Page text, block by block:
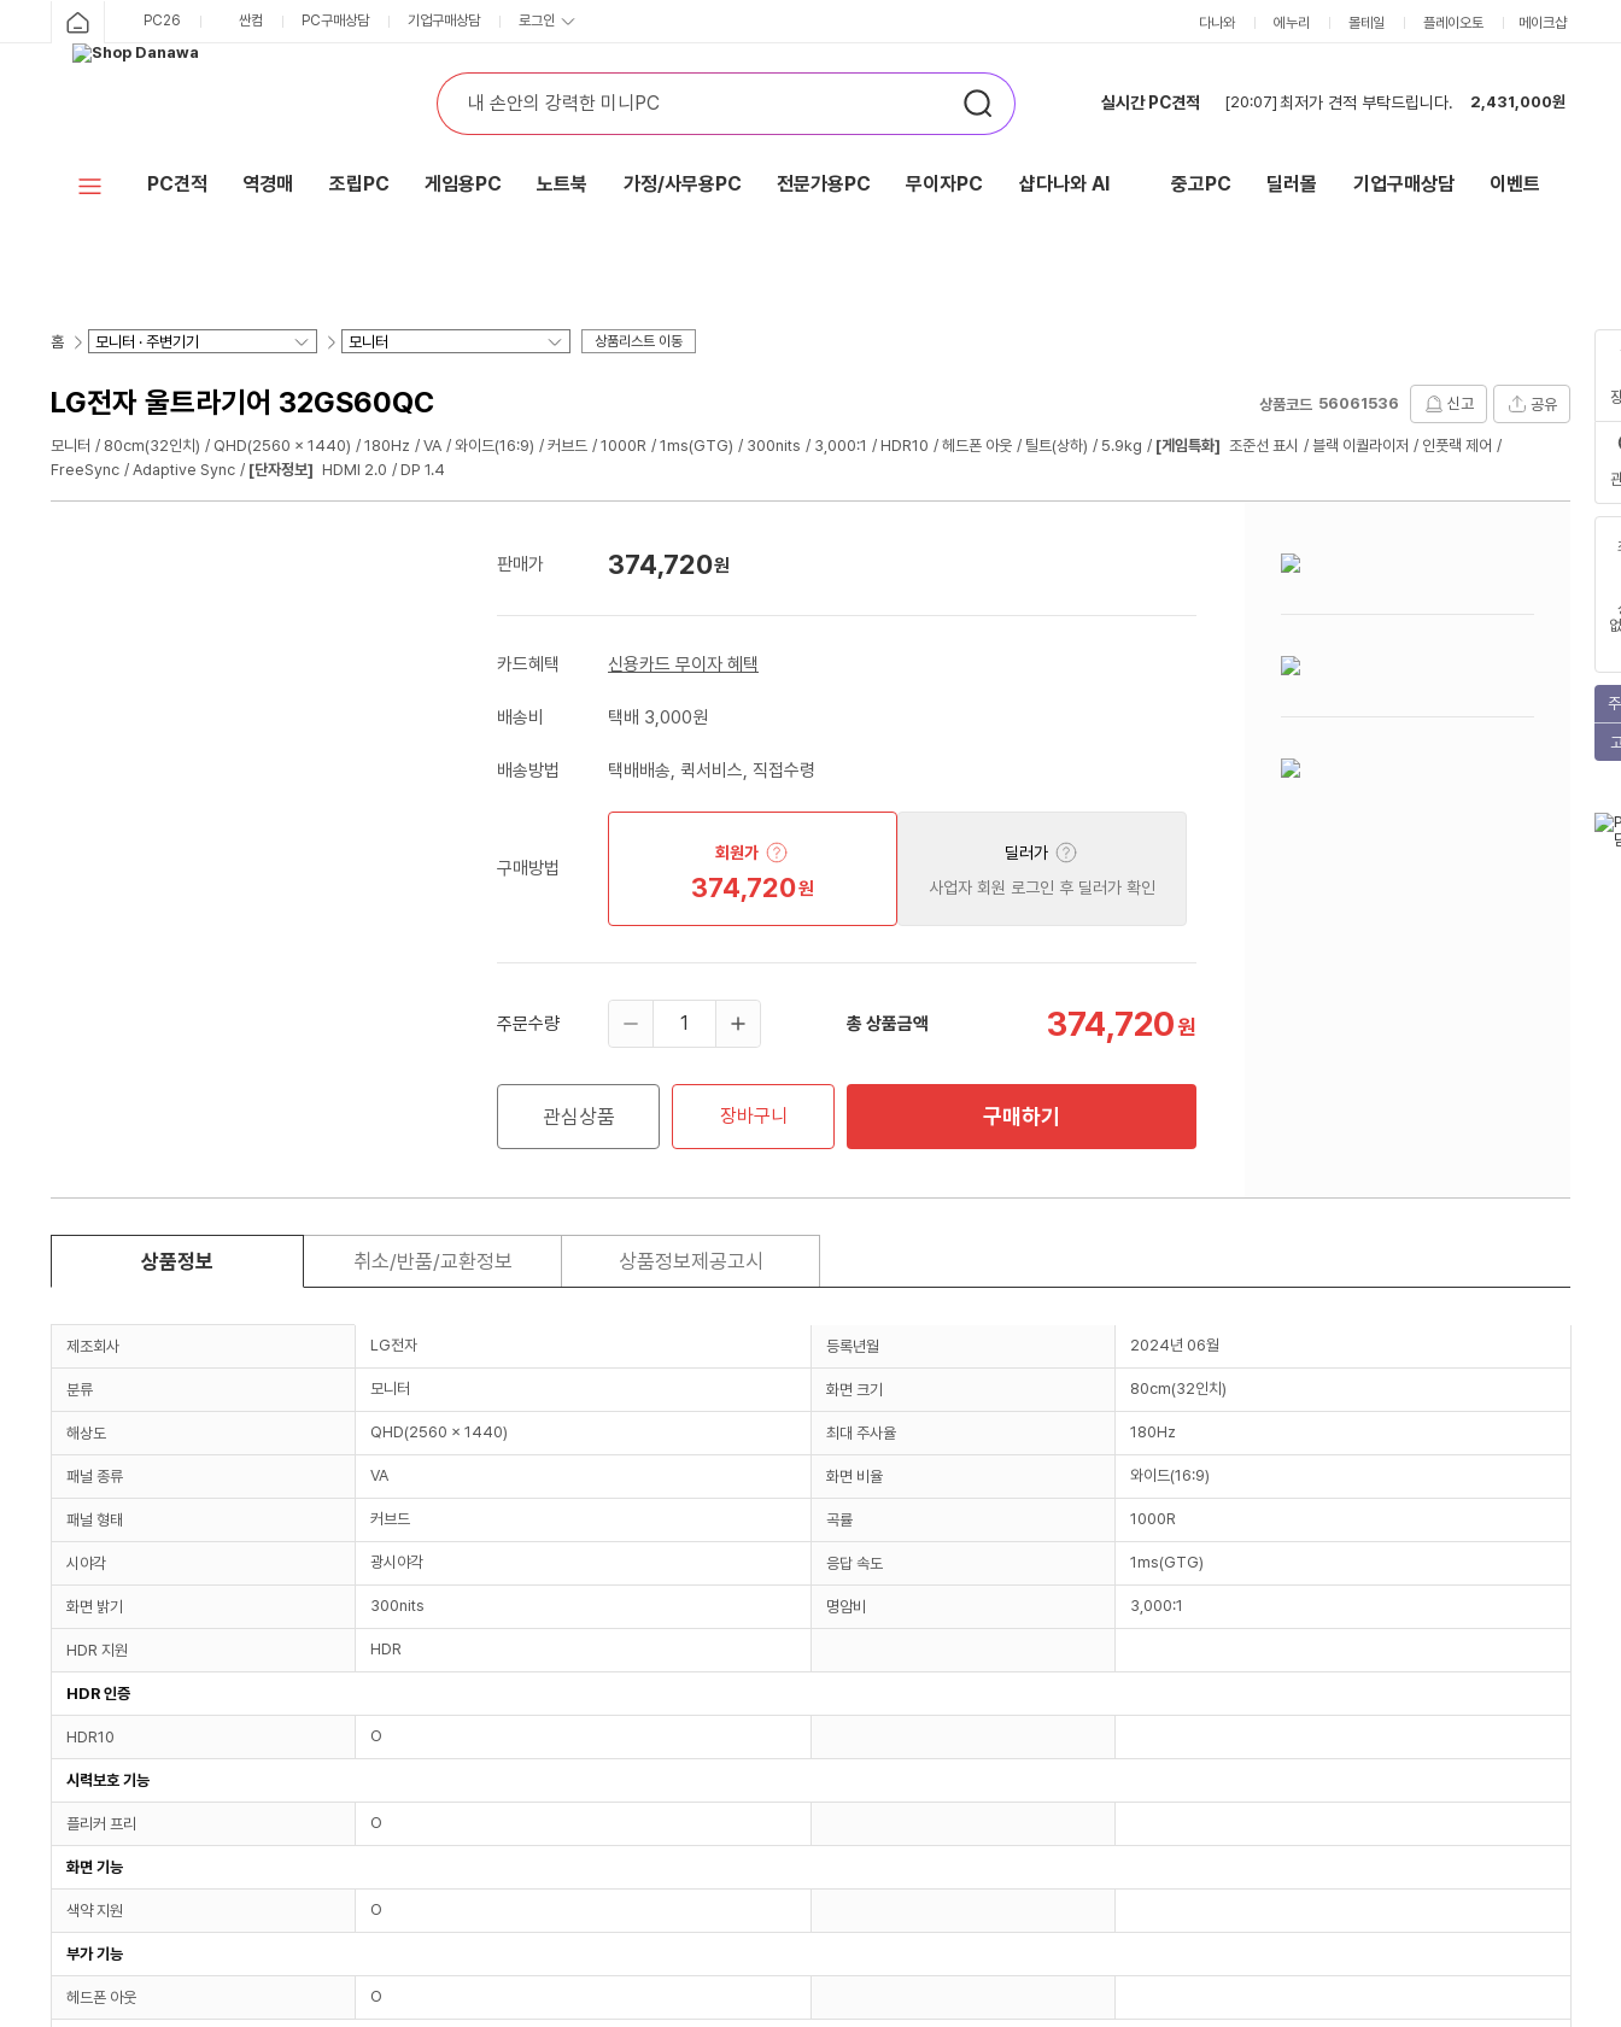
PC26 싼컴 PC구매상담 기업구매상담 로그인 다나와 에누리 몰테일 플레이오토 메이크샵
실시간 PC견적 [20:07] 최저가 견적 부탁드립니다.
2,431,000원
[19:27] 9600x / 5060ti 견적
2,289,000원
2,097,000원
PC견적 역경매 조립PC 게임용PC 노트북 가정/사무용PC 전문가용PC 무이자PC 샵다나와 AI 중고PC 딜러몰 기업구매상담 이벤트
홈 상품리스트 이동
LG전자 울트라기어 32GS60QC 상품코드 56061536 신고 공유
모니터 80cm(32인치) QHD(2560 x 1440) 180Hz VA 와이드(16:9) 커브드 1000R 1ms(GTG) 300nits 3,000:1 HDR10 헤드폰 아웃 틸트(상하) 5.9kg [게임특화] 조준선 표시 블랙 이퀄라이저
인풋랙 제어
FreeSync
Adaptive Sync [단자정보] HDMI 2.0 DP 1.4
판매가 374,720원
카드혜택 신용카드 무이자 혜택
배송비 택배 3,000원
배송방법 택배배송, 퀵서비스, 직접수령
구매방법
회원가
374,720원
딜러가
사업자 회원 로그인 후 딜러가 확인
주문수량 총 상품금액 374,720원
관심상품 장바구니 구매하기
상품정보 취소/반품/교환정보 상품정보제공고시
제조회사 LG전자 등록년월 2024년 06월
분류 모니터 화면 크기 80cm(32인치)
해상도 QHD(2560 x 1440) 최대 주사율 180Hz
패널 종류 VA 화면 비율 와이드(16:9)
패널 형태 커브드 곡률 1000R
시야각 광시야각 응답 속도 1ms(GTG)
화면 밝기 300nits 명암비 3,000:1
HDR 지원 HDR
HDR 인증
HDR10 O
시력보호 기능
플리커 프리 O
화면 기능
색약 지원 O
부가 기능
헤드폰 아웃 O